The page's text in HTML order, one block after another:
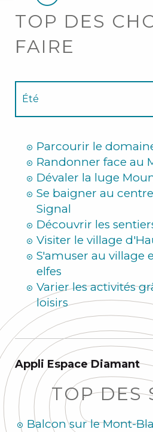
TOP DES
FAIRE
Été
Parcourir le
Randonner face au
Dévaler la luge
Se baigner au
Signal
Découvrir les
Visiter le village
S'amuser au village
elfes
Varier les activités
loisirs
Appli Espace Diamant
TOP DES
Balcon sur le Mont-